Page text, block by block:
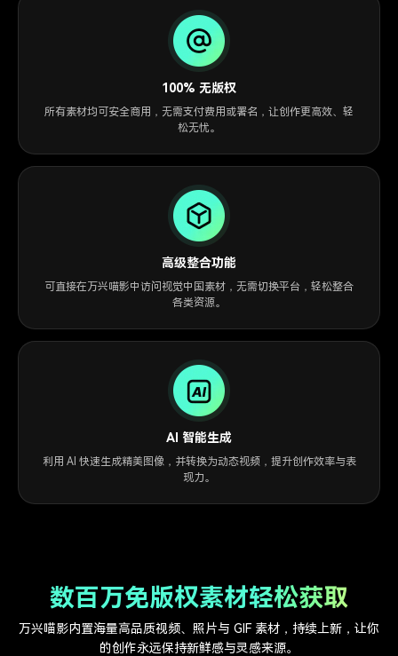
100% 无版权
所有素材均可安全商用，无需支付费用或署名，让创作更高效、轻
松无忧。
高级整合功能
可直接在万兴喵影中访问视觉中国素材，无需切换平台，轻松整合
各类资源。
AI 智能生成
利用 AI 快速生成精美图像，并转换为动态视频，提升创作效率与表
现力。
数百万免版权素材轻松获取
万兴喵影内置海量高品质视频、照片与 GIF 素材，持续上新，让你
的创作永远保持新鲜感与灵感来源。